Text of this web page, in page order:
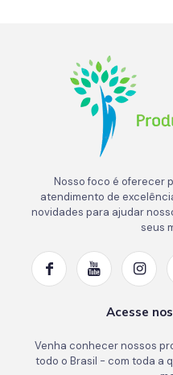
Nosso foco é oferecer
atendimento de
novidades para ajudar
seus
Acesse
Venha conhecer nossos
todo o Brasil - com toda a